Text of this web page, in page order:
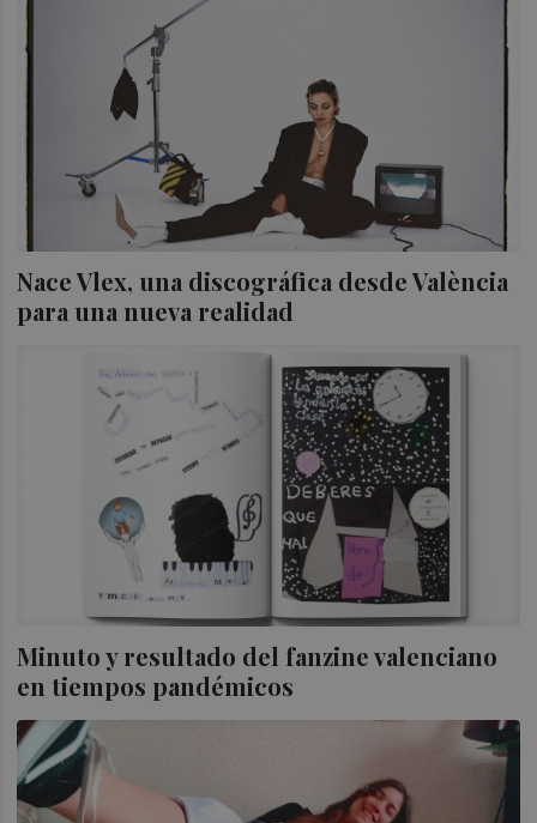
Nace Vlex, una discográfica desde València
para una nueva realidad
Minuto y resultado del fanzine valenciano
en tiempos pandémicos